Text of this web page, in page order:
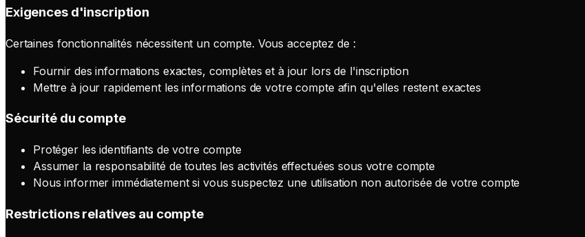
Exigences d'inscription
Certaines fonctionnalités nécessitent un compte. Vous acceptez de :
Fournir des informations exactes, complètes et à jour lors de l'inscription
Mettre à jour rapidement les informations de votre compte afin qu'elles restent exactes
Sécurité du compte
Protéger les identifiants de votre compte
Assumer la responsabilité de toutes les activités effectuées sous votre compte
Nous informer immédiatement si vous suspectez une utilisation non autorisée de votre compte
Restrictions relatives au compte